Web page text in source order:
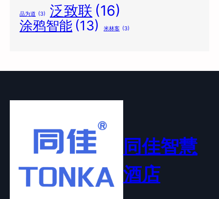
品为道 (3) 泛致联 (16)
涂鸦智能 (13) 米林客 (3)
同佳智慧
酒店